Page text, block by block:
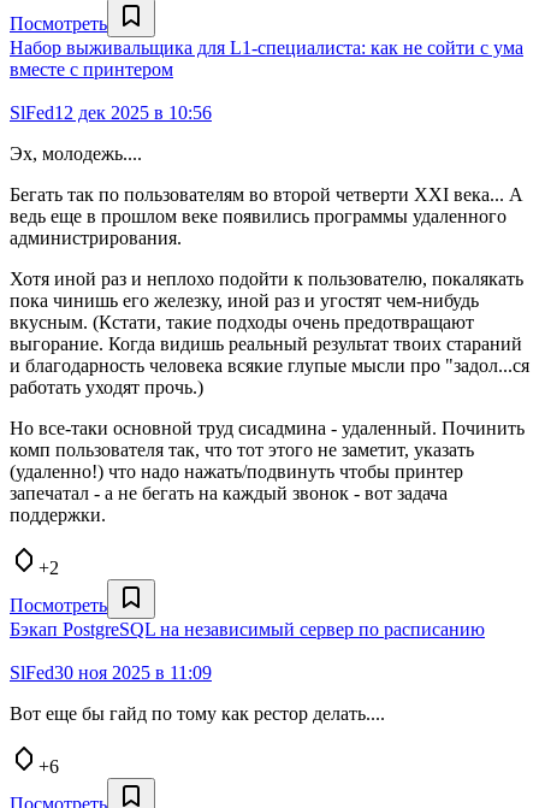
Посмотреть
Набор выживальщика для L1-специалиста: как не сойти с ума
вместе с принтером
SlFed12 дек 2025 в 10:56
Эх, молодежь....
Бегать так по пользователям во второй четверти XXI века... А
ведь еще в прошлом веке появились программы удаленного
администрирования.
Хотя иной раз и неплохо подойти к пользователю, покалякать
пока чинишь его железку, иной раз и угостят чем-нибудь
вкусным. (Кстати, такие подходы очень предотвращают
выгорание. Когда видишь реальный результат твоих стараний
и благодарность человека всякие глупые мысли про "задол...ся
работать уходят прочь.)
Но все-таки основной труд сисадмина - удаленный. Починить
комп пользователя так, что тот этого не заметит, указать
(удаленно!) что надо нажать/подвинуть чтобы принтер
запечатал - а не бегать на каждый звонок - вот задача
поддержки.
+2
Посмотреть
Бэкап PostgreSQL на независимый сервер по расписанию
SlFed30 ноя 2025 в 11:09
Вот еще бы гайд по тому как рестор делать....
+6
Посмотреть